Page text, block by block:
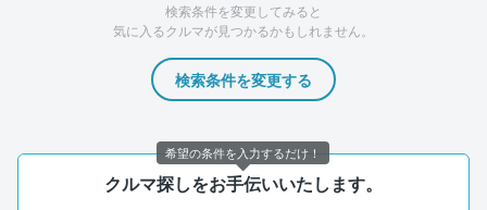
検索条件を変更してみると
気に入るクルマが見つかるかもしれません。
検索条件を変更する
クルマ探しをお手伝いいたします。
希望の条件を入力するだけ！